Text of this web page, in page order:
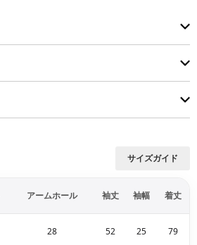
サイズガイド
アームホール 袖丈 袖幅 着丈
28 52 25 79